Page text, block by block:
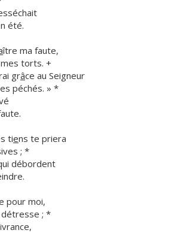
été.
ître ma faute,
mes torts. +
grâce au Seigneur
péchés. » *
tiens te priera
; *
débordent
pour moi,
détresse ; *